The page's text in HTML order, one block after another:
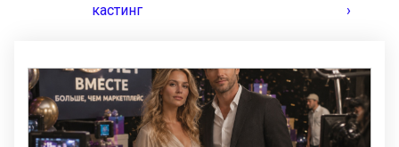
кастинг
›